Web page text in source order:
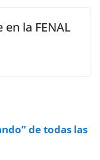
la FENAL